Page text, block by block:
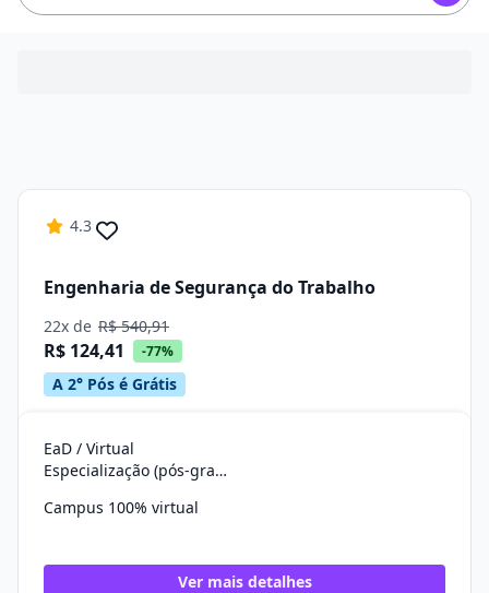
4.3
Engenharia de Segurança do Trabalho
22x de R$ 540,91
R$ 124,41 -77%
A 2° Pós é Grátis
EaD / Virtual
Especialização (pós-graduação)
Campus 100% virtual
Ver mais detalhes